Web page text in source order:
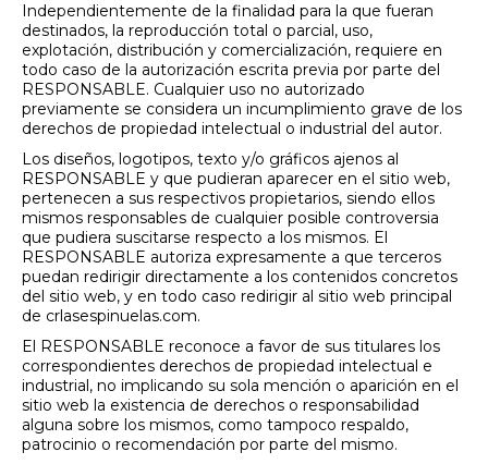
Independientemente de la finalidad para la que fueran
destinados, la reproducción total o parcial, uso,
explotación, distribución y comercialización, requiere en
todo caso de la autorización escrita previa por parte del
RESPONSABLE. Cualquier uso no autorizado
previamente se considera un incumplimiento grave de los
derechos de propiedad intelectual o industrial del autor.
Los diseños, logotipos, texto y/o gráficos ajenos al
RESPONSABLE y que pudieran aparecer en el sitio web,
pertenecen a sus respectivos propietarios, siendo ellos
mismos responsables de cualquier posible controversia
que pudiera suscitarse respecto a los mismos. El
RESPONSABLE autoriza expresamente a que terceros
puedan redirigir directamente a los contenidos concretos
del sitio web, y en todo caso redirigir al sitio web principal
de crlasespinuelas.com.
El RESPONSABLE reconoce a favor de sus titulares los
correspondientes derechos de propiedad intelectual e
industrial, no implicando su sola mención o aparición en el
sitio web la existencia de derechos o responsabilidad
alguna sobre los mismos, como tampoco respaldo,
patrocinio o recomendación por parte del mismo.